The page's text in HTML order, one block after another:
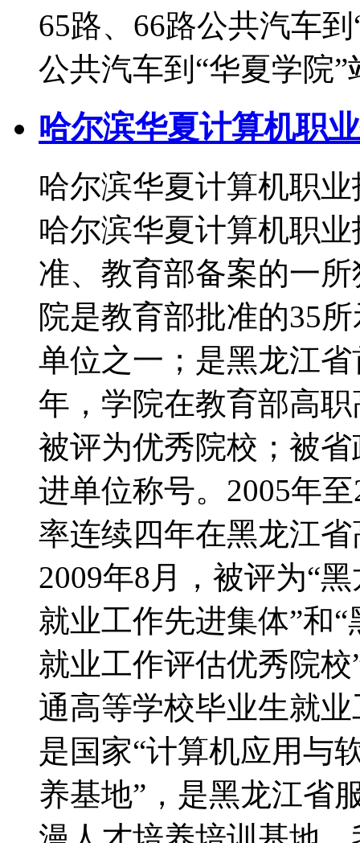
65路、66路公共汽车
公共汽车到“华夏学院
哈尔滨华夏计算机职
哈尔滨华夏计算机职
哈尔滨华夏计算机职
准、教育部备案的一
院是教育部批准的35
单位之一；是黑龙江
年，学院在教育部高
被评为优秀院校；被
进单位称号。2005年
率连续四年在黑龙江
2009年8月，被评为“
就业工作先进集体”和
就业工作评估优秀院校
通高等学校毕业生就
是国家“计算机应用与
养基地”，是黑龙江省